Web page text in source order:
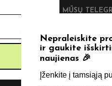
PRISIJUNKITE PRIE MŪSŲ
NAUDINGOS NUORODOS
Nepraleiskite
ir gaukite
naujienas 🎉
Įženkite į tamsiąją